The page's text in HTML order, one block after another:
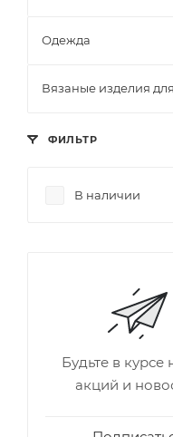
Одежда
Вязаные изделия
ФИЛЬТР
В наличии
Будьте в курсе
акций и